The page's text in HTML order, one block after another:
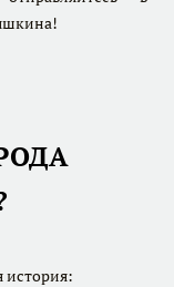
история: